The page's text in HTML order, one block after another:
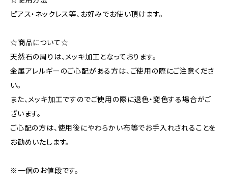
ピアス・ネックレス等、お好みでお使い頂けます。
☆商品について☆
天然石の周りは、メッキ加工となっております。
金属アレルギーのご心配がある方は、ご使用の際にご注意くださ
い。
また、メッキ加工ですのでご使用の際に退色・変色する場合がご
ざいます。
ご心配の方は、使用後にやわらかい布等でお手入れされることを
お勧めいたします。
※一個のお値段です。